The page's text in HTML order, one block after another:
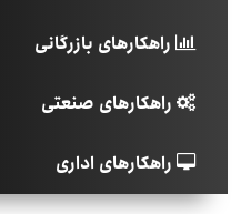
راهکارهای بازرگانی
راهکارهای صنعتی
راهکارهای اداری